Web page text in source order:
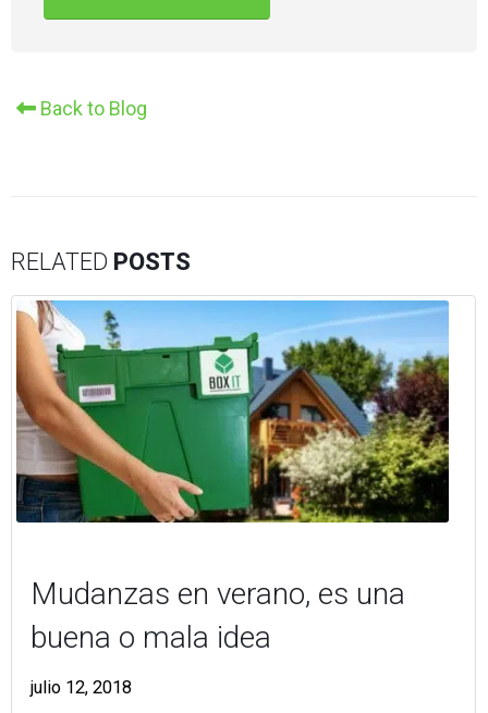
Back to Blog
RELATED POSTS
Mudanzas en verano, es una
buena o mala idea
julio 12, 2018